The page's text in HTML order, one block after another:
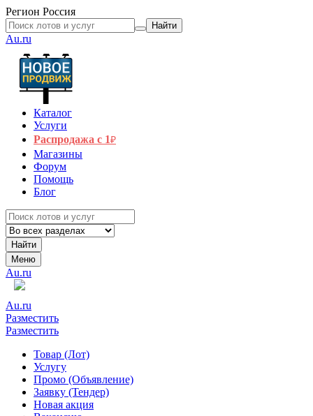
Регион Россия
Найти
Au.ru
Каталог
Услуги
Распродажа с 1₽
Магазины
Форум
Помощь
Блог
Найти
Меню
Au.ru
Au.ru
Разместить
Разместить
Товар (Лот)
Услугу
Промо (Объявление)
Заявку (Тендер)
Новая акция